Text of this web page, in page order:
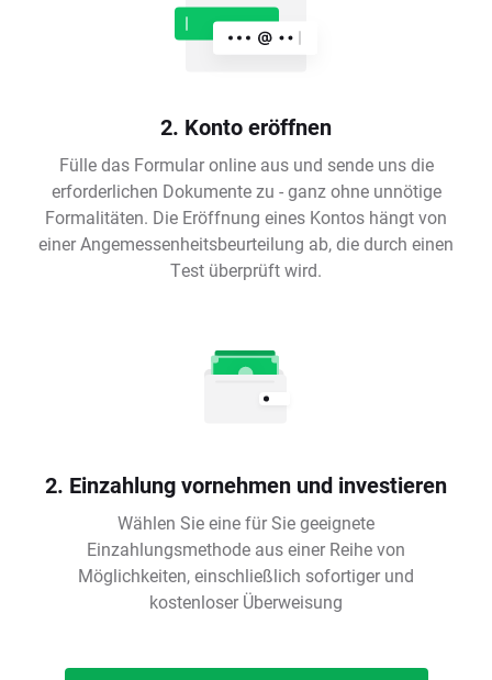
2. Konto eröffnen
Fülle das Formular online aus und sende uns die
erforderlichen Dokumente zu - ganz ohne unnötige
Formalitäten. Die Eröffnung eines Kontos hängt von
einer Angemessenheitsbeurteilung ab, die durch einen
Test überprüft wird.
2. Einzahlung vornehmen und investieren
Wählen Sie eine für Sie geeignete
Einzahlungsmethode aus einer Reihe von
Möglichkeiten, einschließlich sofortiger und
kostenloser Überweisung